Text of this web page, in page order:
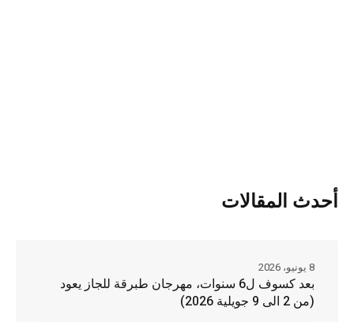
أحدث المقالات
بعد كسوف ل6 سنوات، مهرجان طبرقة للجاز يعود
(من 2 الى 9 جويلية 2026)
8 يونيو، 2026